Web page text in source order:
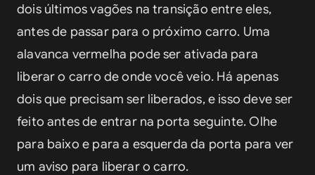
dois últimos vagões na transição entre eles,
antes de passar para o próximo carro. Uma
alavanca vermelha pode ser ativada para
liberar o carro de onde você veio. Há apenas
dois que precisam ser liberados, e isso deve ser
feito antes de entrar na porta seguinte. Olhe
para baixo e para a esquerda da porta para ver
um aviso para liberar o carro.